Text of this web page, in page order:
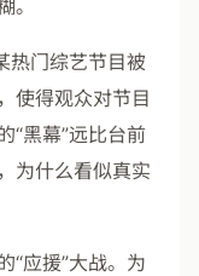
。
热门综艺节目被
使得观众对节目
“黑幕”远比台前
为什么看似真实
“应援”大战。为